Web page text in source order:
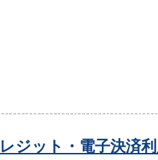
レジット・電子決済